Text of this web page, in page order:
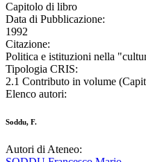
Capitolo di libro
Data di Pubblicazione:
1992
Citazione:
Politica e istituzioni nella
Tipologia CRIS:
2.1 Contributo in volume
Elenco autori:
Soddu, F.
Autori di Ateneo: